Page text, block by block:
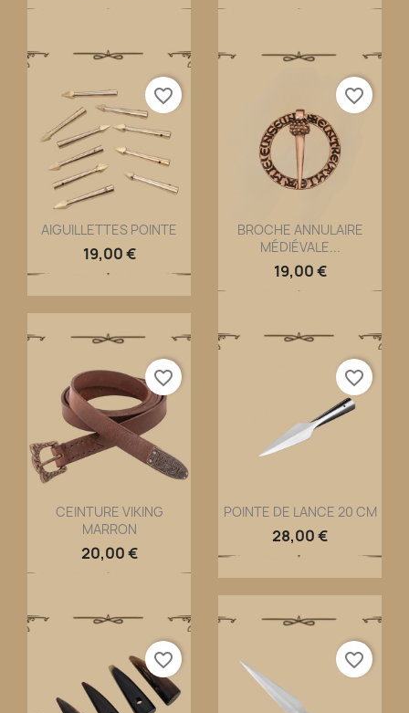
Aperçu rapide
AIGUILLETTES POINTE
19,00 €
favorite_border
Aperçu rapide
BROCHE ANNULAIRE
MÉDIÉVALE...
19,00 €
favorite_border
Aperçu rapide
CEINTURE VIKING
MARRON
20,00 €
favorite_border
Aperçu rapide
POINTE DE LANCE 20 CM
28,00 €
favorite_border
favorite_border favorite_border